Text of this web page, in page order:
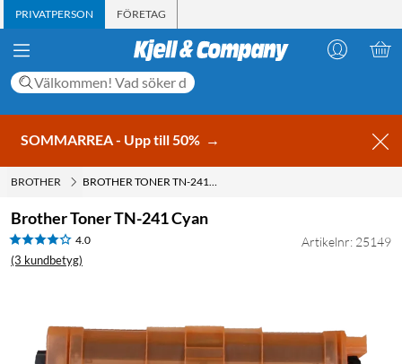
PRIVATPERSON FÖRETAG
SOMMARREA - Upp till 50% →
BROTHER BROTHER TONER TN-241 CYAN
Brother Toner TN-241 Cyan
4.0
(3 kundbetyg)
Artikelnr: 25149